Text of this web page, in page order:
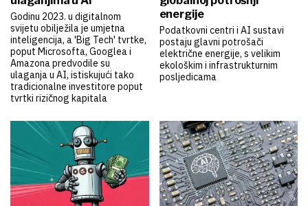
Godinu 2023. u digitalnom
svijetu obilježila je umjetna
inteligencija, a 'Big Tech' tvrtke,
poput Microsofta, Googlea i
Amazona predvodile su
ulaganja u AI, istiskujući tako
tradicionalne investitore poput
tvrtki rizičnog kapitala
energije
Podatkovni centri i AI sustavi
postaju glavni potrošači
električne energije, s velikim
ekološkim i infrastrukturnim
posljedicama